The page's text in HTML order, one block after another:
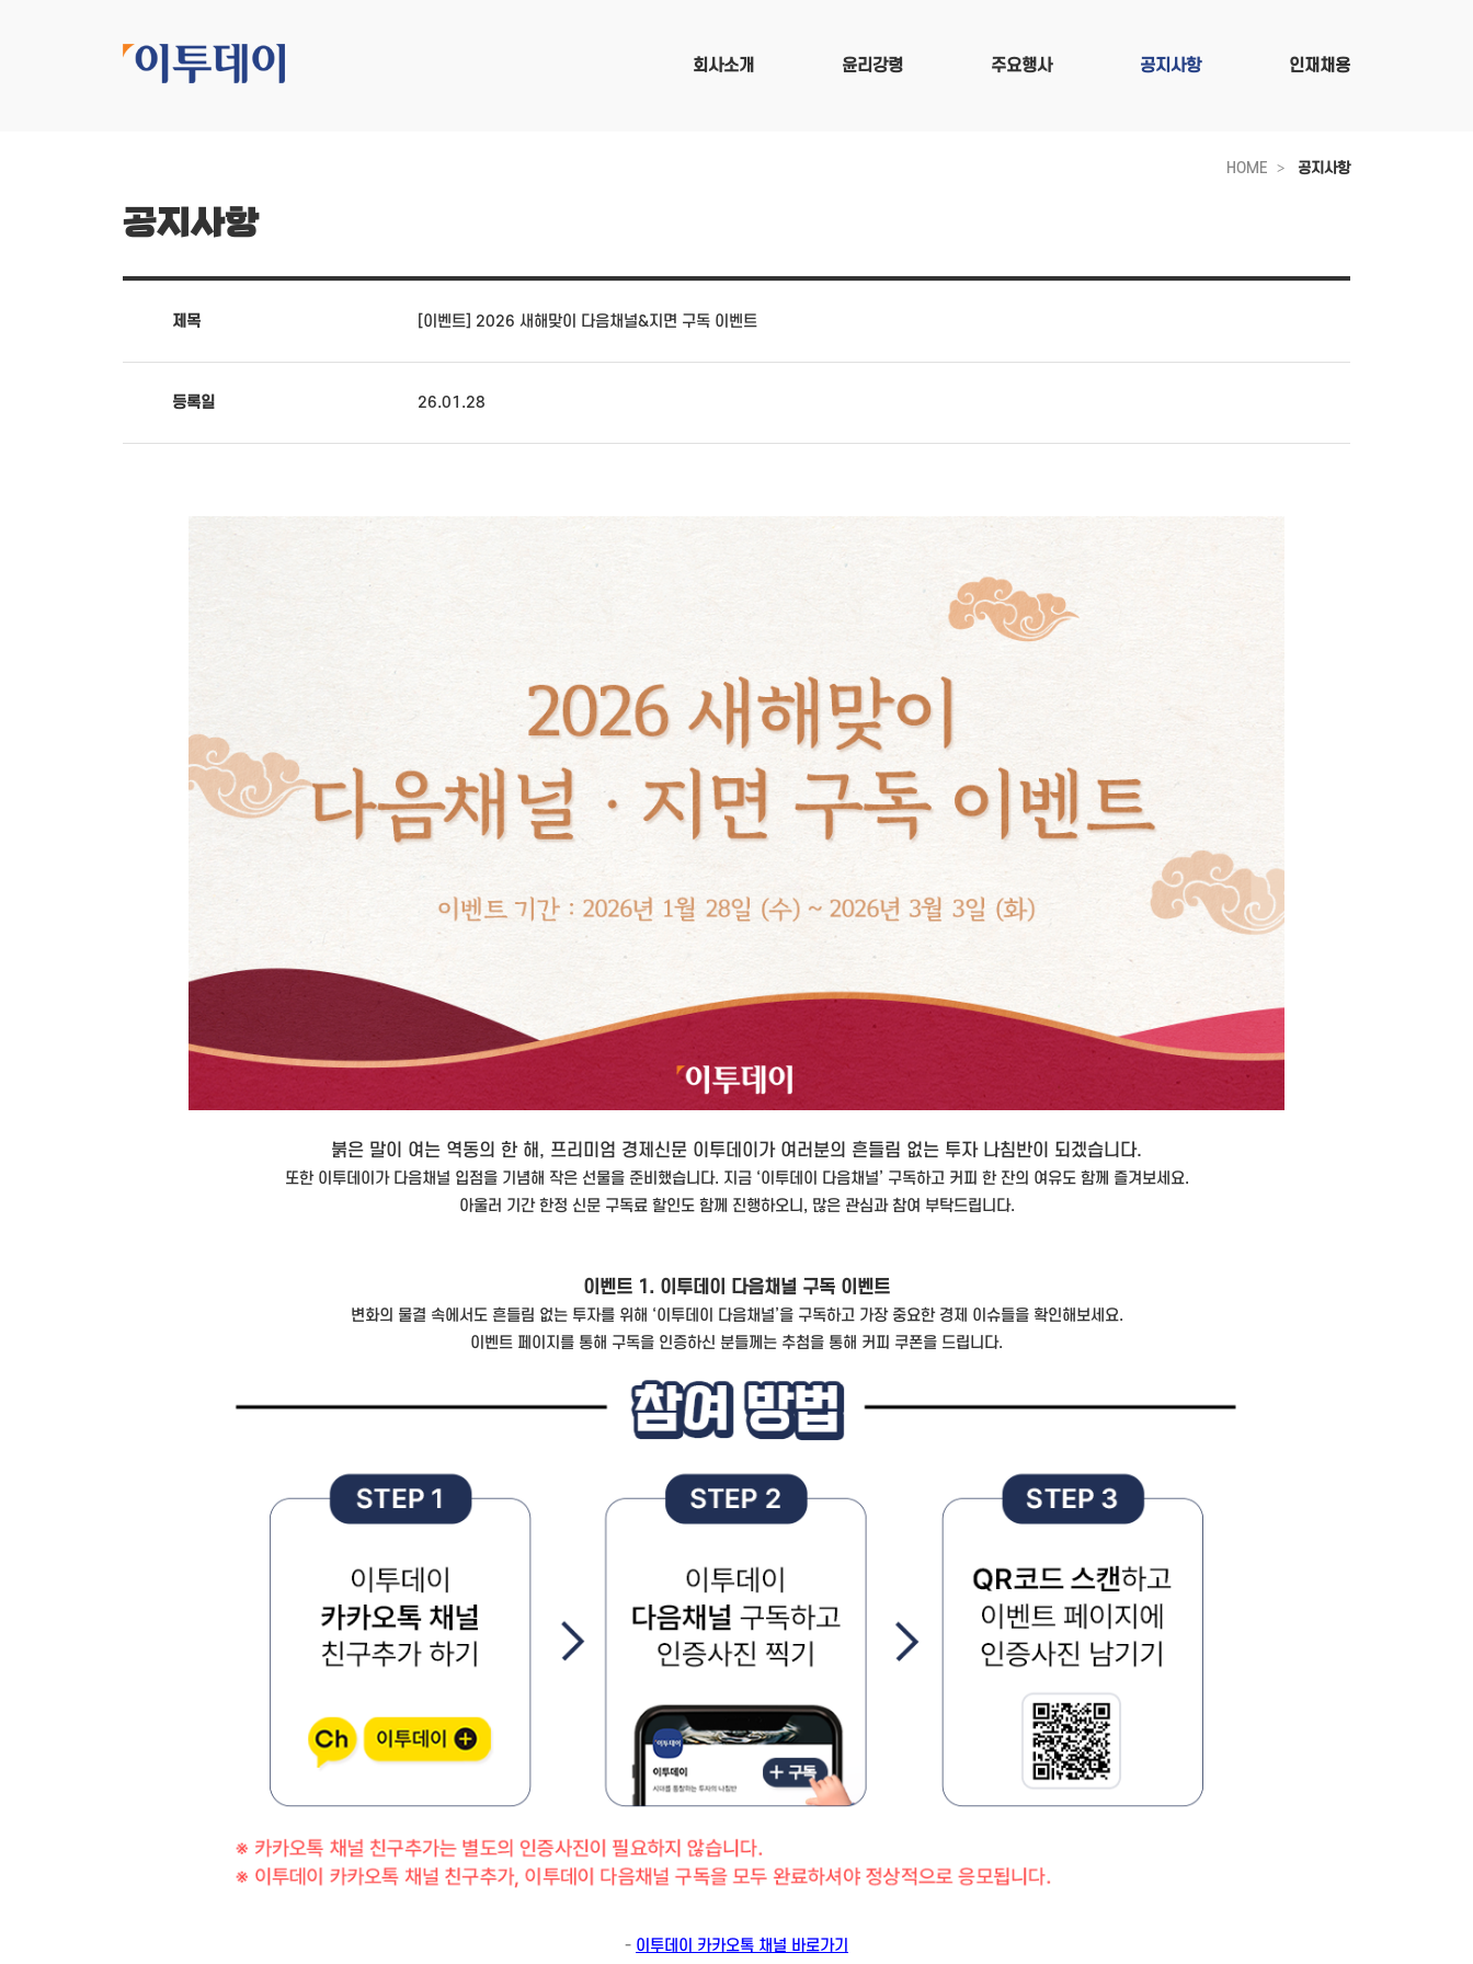
회사소개 윤리강령 주요행사 공지사항 인재채용
HOME 공지사항
공지사항
제목 [이벤트] 2026 새해맞이 다음채널&지면 구독 이벤트
등록일 26.01.28
붉은 말이 여는 역동의 한 해, 프리미엄 경제신문 이투데이가 여러분의 흔들림 없는 투자 나침반이 되겠습니다.
또한 이투데이가 다음채널 입점을 기념해 작은 선물을 준비했습니다. 지금 ‘이투데이 다음채널’ 구독하고 커피 한 잔의 여유도 함께 즐겨보세요.
아울러 기간 한정 신문 구독료 할인도 함께 진행하오니, 많은 관심과 참여 부탁드립니다.
이벤트 1. 이투데이 다음채널 구독 이벤트
변화의 물결 속에서도 흔들림 없는 투자를 위해 ‘이투데이 다음채널’을 구독하고 가장 중요한 경제 이슈들을 확인해보세요.
이벤트 페이지를 통해 구독을 인증하신 분들께는 추첨을 통해 커피 쿠폰을 드립니다.
- 이투데이 카카오톡 채널 바로가기